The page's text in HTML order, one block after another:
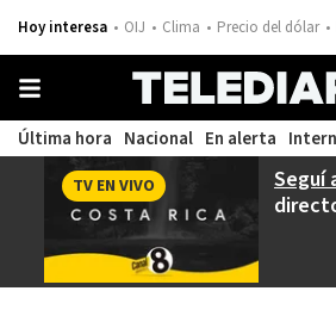
Hoy interesa OIJ Clima Precio del dólar
Última hora Nacional En alerta
Seguí
TV EN VIVO